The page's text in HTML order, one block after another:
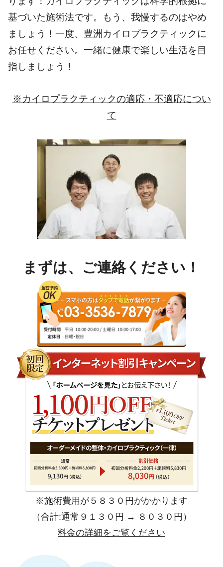
基づいた施術法です。もう、我慢するのはやめ
ましょう！一度、豊洲カイロプラクティックに
お任せください。一緒に健康で楽しい生活を目
指しましょう！
※カイロプラクティックの適応・不適応につい
て
まずは、ご連絡ください！
※施術費用が５８３０円がかかります
（合計:通常９１３０円 → ８０３０円）
料金の詳細をご覧ください